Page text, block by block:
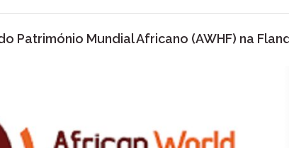
Património Mundial Africano (AWHF) na